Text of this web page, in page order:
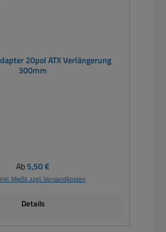
20pol ATX Verlängerung
300mm
Regulärer Preis:
Ab5,50 €
MwSt. zzgl. Versandkosten
Details